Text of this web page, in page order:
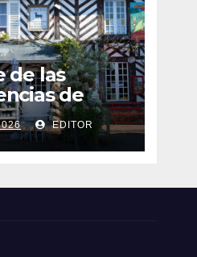
de las
de
aumentada
EDITOR